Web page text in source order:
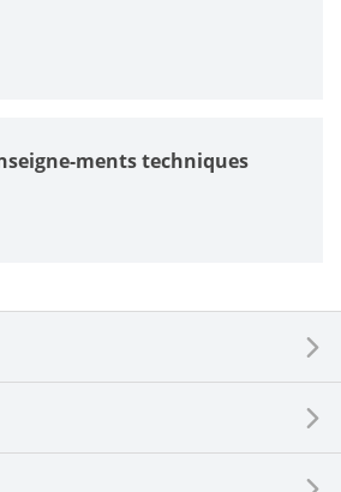
fine
ments techniques